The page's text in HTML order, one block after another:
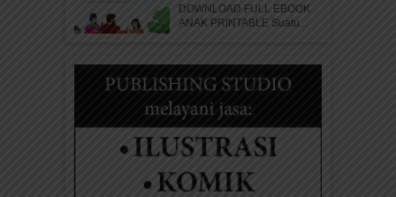
DOWNLOAD FULL EBOOK
ANAK PRINTABLE Suatu...